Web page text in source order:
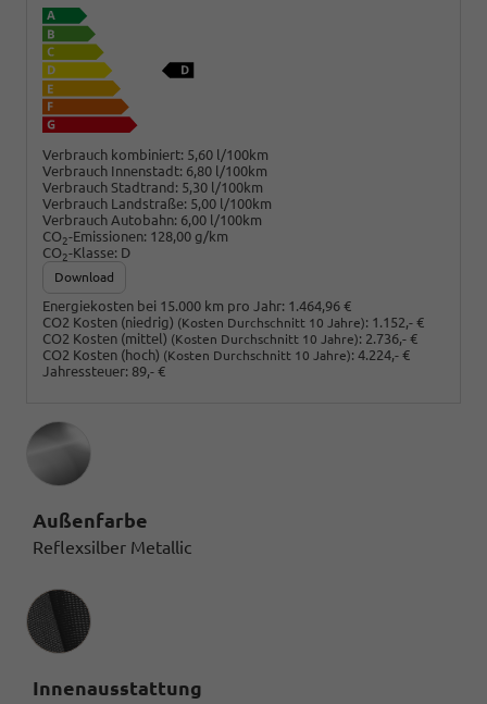
Verbrauch kombiniert: 5,60 l/100km
Verbrauch Innenstadt: 6,80 l/100km
Verbrauch Stadtrand: 5,30 l/100km
Verbrauch Landstraße: 5,00 l/100km
Verbrauch Autobahn: 6,00 l/100km
CO2-Emissionen: 128,00 g/km
CO2-Klasse: D
Download
Energiekosten bei 15.000 km pro Jahr: 1.464,96 €
CO2 Kosten (niedrig) (Kosten Durchschnitt 10 Jahre): 1.152,- €
CO2 Kosten (mittel) (Kosten Durchschnitt 10 Jahre): 2.736,- €
CO2 Kosten (hoch) (Kosten Durchschnitt 10 Jahre): 4.224,- €
Jahressteuer: 89,- €
Außenfarbe
Reflexsilber Metallic
Innenausstattung
Innenausstattung